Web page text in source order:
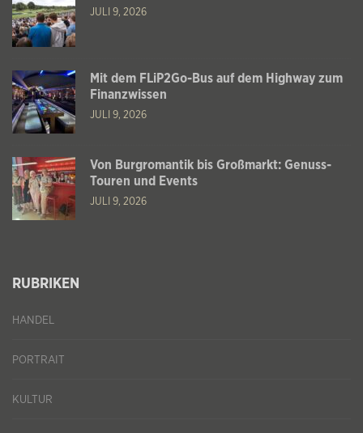
JULI 9, 2026
Mit dem FLiP2Go-Bus auf dem Highway zum
Finanzwissen
JULI 9, 2026
Von Burgromantik bis Großmarkt: Genuss-
Touren und Events
JULI 9, 2026
RUBRIKEN
HANDEL
PORTRAIT
KULTUR